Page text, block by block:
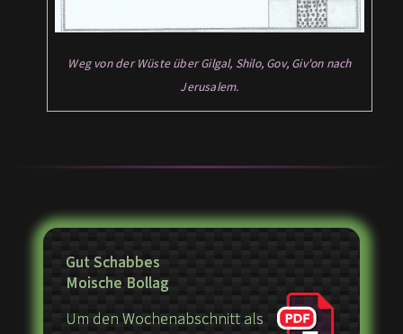
Weg von der Wüste über Gilgal, Shilo, Gov, Giv'on nach
Jerusalem.
Gut Schabbes
Moische Bollag
Um den Wochenabschnitt als